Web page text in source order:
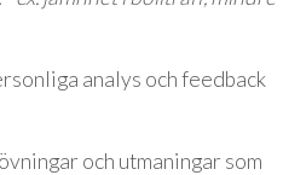
analys och feedback
och utmaningar som